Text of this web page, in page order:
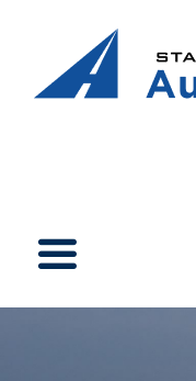
Stalexport
Autostrady
SA